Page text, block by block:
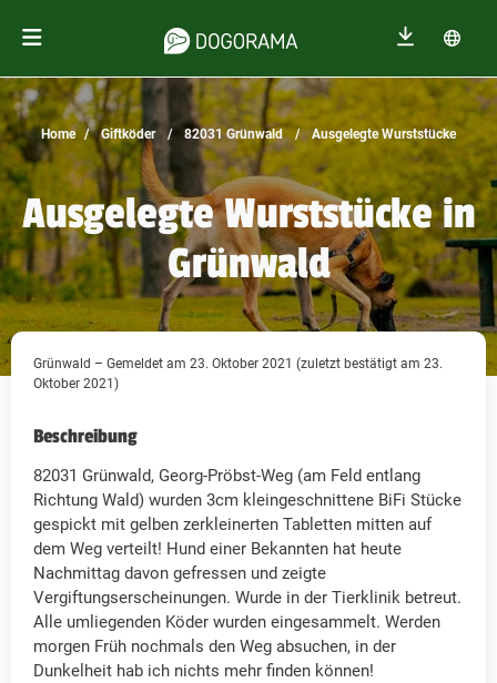
Home Giftköder 82031 Grünwald Ausgelegte Wurststücke
Ausgelegte Wurststücke in
Grünwald
Grünwald – Gemeldet am 23. Oktober 2021 (zuletzt bestätigt am 23.
Oktober 2021)
Beschreibung
82031 Grünwald, Georg-Pröbst-Weg (am Feld entlang
Richtung Wald) wurden 3cm kleingeschnittene BiFi Stücke
gespickt mit gelben zerkleinerten Tabletten mitten auf
dem Weg verteilt! Hund einer Bekannten hat heute
Nachmittag davon gefressen und zeigte
Vergiftungserscheinungen. Wurde in der Tierklinik betreut.
Alle umliegenden Köder wurden eingesammelt. Werden
morgen Früh nochmals den Weg absuchen, in der
Dunkelheit hab ich nichts mehr finden können!